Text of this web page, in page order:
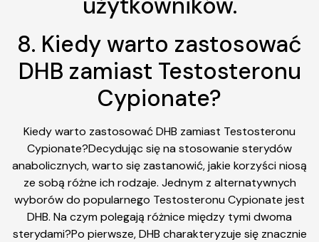
8. Kiedy warto zastosować
DHB zamiast Testosteronu
Cypionate?
Kiedy warto zastosować DHB zamiast Testosteronu
Cypionate?Decydując się na stosowanie sterydów
anabolicznych, warto się zastanowić, jakie korzyści niosą
ze sobą różne ich rodzaje. Jednym z alternatywnych
wyborów do popularnego Testosteronu Cypionate jest
DHB. Na czym polegają różnice między tymi dwoma
sterydami?Po pierwsze, DHB charakteryzuje się znacznie